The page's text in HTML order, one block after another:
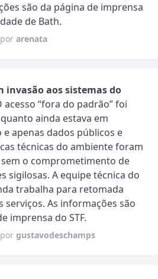
são da página de imprensa
de Bath.
arenata
invasão aos sistemas do
acesso “fora do padrão” foi
ainda estava em
apenas dados públicos e
técnicas do ambiente foram
sem o comprometimento de
sigilosas. A equipe técnica do
trabalha para retomada
serviços. As informações são
imprensa do STF.
gustavodeschamps